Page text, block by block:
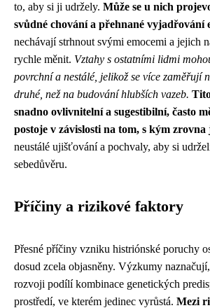
to, aby si ji udržely. Může se u nich
svůdné chování a přehnané vyjadřování
nechávají strhnout svými emocemi a jejich
rychle měnit. Vztahy s ostatními lidmi
povrchní a nestálé, jelikož se více zaměřují
druhé, než na budování hlubších vazeb.
snadno ovlivnitelní a sugestibilní, často
postoje v závislosti na tom, s kým zrovna
neustálé ujišťování a pochvaly, aby si
sebedůvěru.
Příčiny a rizikové faktory
Přesné příčiny vzniku histriónské poruchy
dosud zcela objasněny. Výzkumy
rozvoji podílí kombinace genetických
prostředí, ve kterém jedinec vyrůstá. Mezi